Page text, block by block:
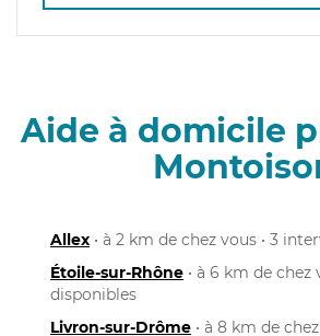
Aide à domicile
Allex • à 2 km de chez vous • 3
Étoile-sur-Rhône • à 6 km de chez
disponibles
Livron-sur-Drôme • à 8 km de